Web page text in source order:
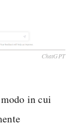
ChatGPT
in cui